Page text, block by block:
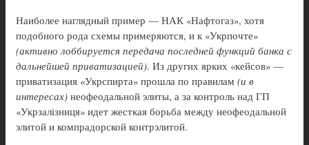
Наиболее наглядный пример — НАК «Нафтогаз», хотя
подобного рода схемы примеряются, и к «Укрпочте»
(активно лоббируется передача последней функций банка с
дальнейшей приватизацией). Из других ярких «кейсов» —
приватизация «Укрспирта» прошла по правилам (и в
интересах) неофеодальной элиты, а за контроль над ГП
«Укрзалізниця» идет жесткая борьба между неофеодальной
элитой и компрадорской контрэлитой.